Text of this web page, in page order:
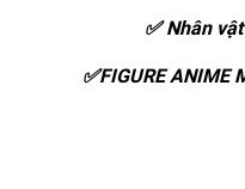
✅ Nhân
✅FIGURE ANIME